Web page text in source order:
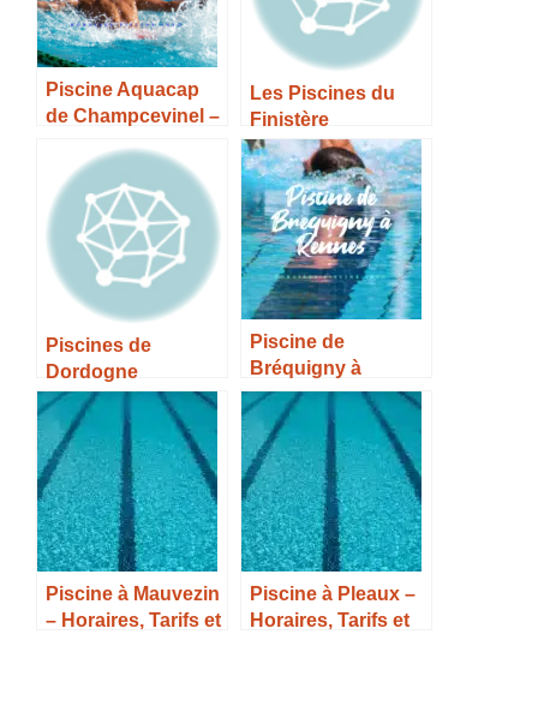
Piscine Aquacap
de Champcevinel –
infos –
Les Piscines du
Finistère
Piscines de
Dordogne
Piscine de
Bréquigny à
Rennes – Horaires,
Tarifs et Infos –
Piscine à Mauvezin
– Horaires, Tarifs et
Piscine à Pleaux –
Horaires, Tarifs et